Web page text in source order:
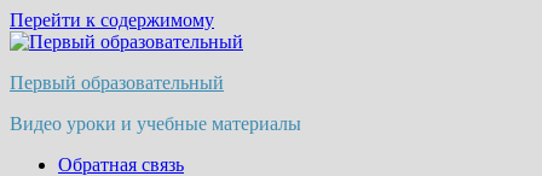
Перейти к содержимому
Первый образовательный
Видео уроки и учебные материалы
Обратная связь